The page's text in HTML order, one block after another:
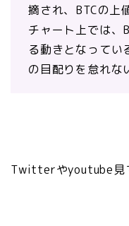
摘され、BTCの上
チャート上では、
る動きとなってい
の目配りを怠れな
Twitterやyoutube見